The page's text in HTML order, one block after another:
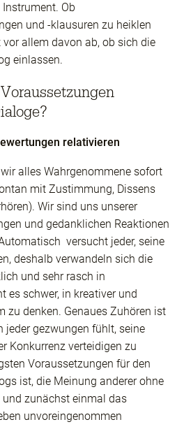
Ob
und -klausuren zu heiklen
allem davon ab, ob sich die
einlassen.
relativieren
alles Wahrgenommene sofort
mit Zustimmung, Dissens
Wir sind uns unserer
und gedanklichen Reaktionen
versucht jeder, seine
deshalb verwandeln sich die
und sehr rasch in
es schwer, in kreativer und
zu denken. Genaues Zuhören ist
jeder gezwungen fühlt, seine
Konkurrenz verteidigen zu
Voraussetzungen für den
ist, die Meinung anderer ohne
zunächst einmal das
unvoreingenommen